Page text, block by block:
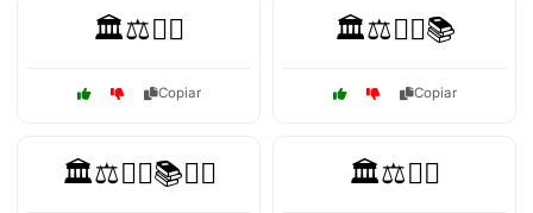
🏛️⚖️👨‍⚖️
Copiar
🏛️⚖️👨‍⚖️📚
Copiar
🏛️⚖️👨‍⚖️📚🕵️‍♂️ 🏛️⚖️👩‍⚖️